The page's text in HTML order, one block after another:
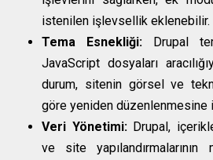
istenilen işlevsellik eklenebilir.
Tema Esnekliği: Drupal
JavaScript dosyaları
durum, sitenin görsel ve
göre yeniden düzenlenmesine
Veri Yönetimi:Drupal,
ve site